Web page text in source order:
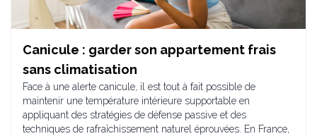
Canicule : garder son appartement frais
sans climatisation
Face à une alerte canicule, il est tout à fait possible de
maintenir une température intérieure supportable en
appliquant des stratégies de défense passive et des
techniques de rafraîchissement naturel éprouvées. En France,